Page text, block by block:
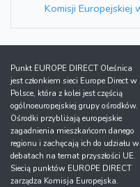
Komisji Europejskiej
Punkt EUROPE DIRECT Oleśnica
jest członkiem sieci Europe Direct w
Polsce, która z kolei jest częścią
ogólnoeuropejskiej grupy ośrodków.
Ośrodki przybliżają europejskie
zagadnienia mieszkańcom danego
regionu i zachęcają ich do udziału w
debatach na temat przyszłości UE.
Siecią punktów EUROPE DIRECT
zarządza Komisja Europejska.